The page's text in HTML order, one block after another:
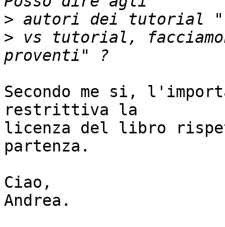
>
> vs tutorial,
Secondo me si,
restrittiva la
licenza del libro
partenza.
Ciao,
Andrea.